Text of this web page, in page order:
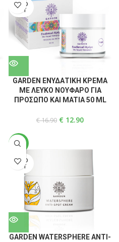
SOLD
OUT
GARDEN ΕΝΥΔΑΤΙΚΗ ΚΡΕΜΑ
ME ΛΕΥΚΟ ΝΟΥΦΑΡΟ ΓΙΑ
ΠΡΟΣΩΠΟ ΚΑΙ MATIA 50 ML
€16.90 € 12.90
-28%
SOLD
OUT
GARDEN WATERSPHERE ANTI-